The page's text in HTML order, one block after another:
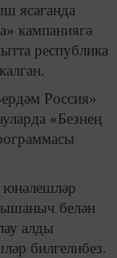
ясаганда
кампаниягә
республика
Россия»
«Безнең
юнәлешләр
ышаныч белән
алды
билгелибез.